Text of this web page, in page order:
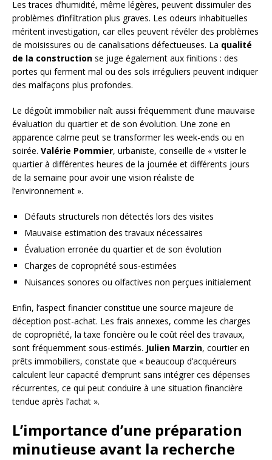
Les traces d’humidité, même légères, peuvent dissimuler des
problèmes d’infiltration plus graves. Les odeurs inhabituelles
méritent investigation, car elles peuvent révéler des problèmes
de moisissures ou de canalisations défectueuses. La qualité
de la construction se juge également aux finitions : des
portes qui ferment mal ou des sols irréguliers peuvent indiquer
des malfaçons plus profondes.
Le dégoût immobilier naît aussi fréquemment d’une mauvaise
évaluation du quartier et de son évolution. Une zone en
apparence calme peut se transformer les week-ends ou en
soirée. Valérie Pommier, urbaniste, conseille de « visiter le
quartier à différentes heures de la journée et différents jours
de la semaine pour avoir une vision réaliste de
l’environnement ».
Défauts structurels non détectés lors des visites
Mauvaise estimation des travaux nécessaires
Évaluation erronée du quartier et de son évolution
Charges de copropriété sous-estimées
Nuisances sonores ou olfactives non perçues initialement
Enfin, l’aspect financier constitue une source majeure de
déception post-achat. Les frais annexes, comme les charges
de copropriété, la taxe foncière ou le coût réel des travaux,
sont fréquemment sous-estimés. Julien Marzin, courtier en
prêts immobiliers, constate que « beaucoup d’acquéreurs
calculent leur capacité d’emprunt sans intégrer ces dépenses
récurrentes, ce qui peut conduire à une situation financière
tendue après l’achat ».
L’importance d’une préparation
minutieuse avant la recherche